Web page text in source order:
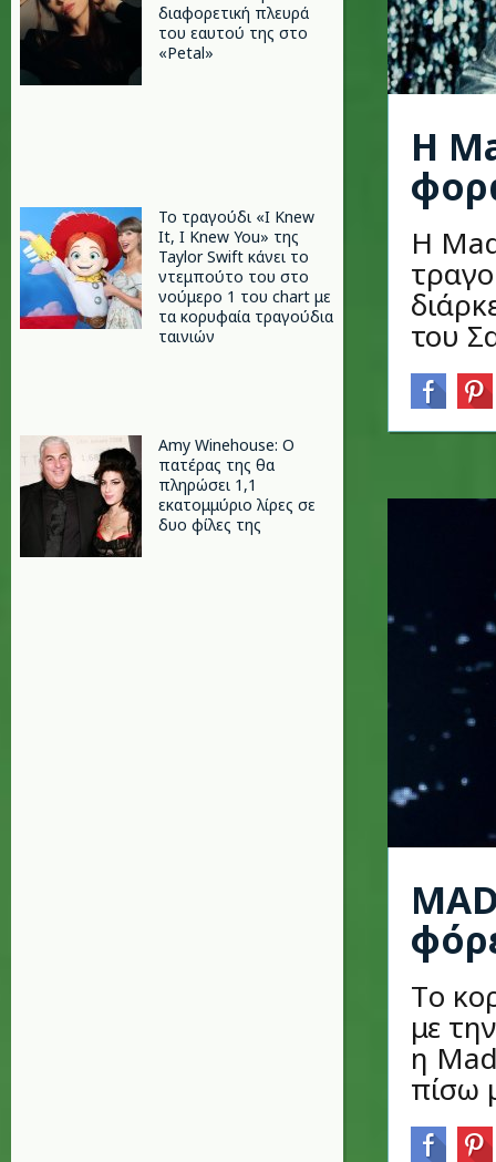
διαφορετική πλευρά
του εαυτού της στο
«Petal»
Το τραγούδι «I Knew
It, I Knew You» της
Taylor Swift κάνει το
ντεμπούτο του στο
νούμερο 1 του chart με
τα κορυφαία τραγούδια
ταινιών
Amy Winehouse: Ο
πατέρας της θα
πληρώσει 1,1
εκατομμύριο λίρες σε
δυο φίλες της
Η
Η
του
Tο
με
η
πίσω